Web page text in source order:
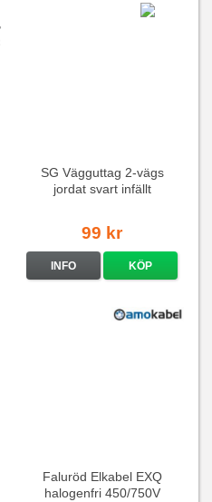
SG Vägguttag 2-vägs
jordat svart infällt
99 kr
INFO KÖP
Faluröd Elkabel EXQ
halogenfri 450/750V